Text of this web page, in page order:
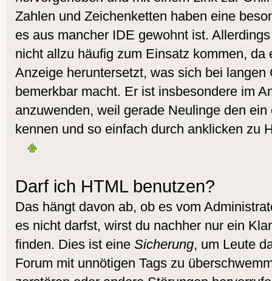
Zahlen und Zeichenketten haben eine
es aus mancher IDE gewohnt ist.
nicht allzu häufig zum Einsatz kommen, da
Anzeige heruntersetzt, was sich bei langen
bemerkbar macht. Er ist insbesondere im
anzuwenden, weil gerade Neulinge den
kennen und so einfach durch anklicken zu
Darf ich HTML benutzen?
Das hängt davon ab, ob es vom
es nicht darfst, wirst du nachher nur ein
finden. Dies ist eine Sicherung, um Leute
Forum mit unnötigen Tags zu